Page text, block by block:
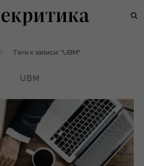
Теги к записи: "UBM"
UBM